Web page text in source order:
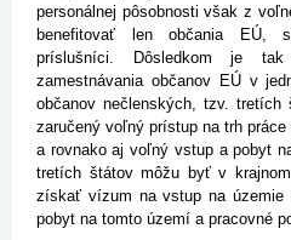
personálnej pôsobnosti však z
benefitovať len občania EÚ,
príslušníci. Dôsledkom je
zamestnávania občanov EÚ v
občanov nečlenských, tzv. tretích
zaručený voľný prístup na trh
a rovnako aj voľný vstup a pobyt
tretích štátov môžu byť v
získať vízum na vstup na územie
pobyt na tomto území a pracovné